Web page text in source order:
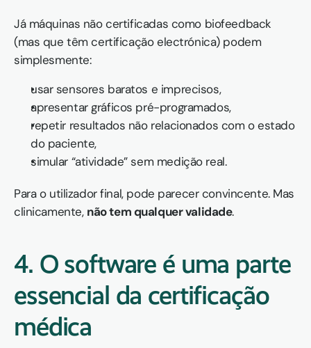
Já máquinas não certificadas como biofeedback
(mas que têm certificação electrónica) podem
simplesmente:
usar sensores baratos e imprecisos,
apresentar gráficos pré-programados,
repetir resultados não relacionados com o estado
do paciente,
simular “atividade” sem medição real.
Para o utilizador final, pode parecer convincente. Mas
clinicamente, não tem qualquer validade.
4. O software é uma parte
essencial da certificação
médica